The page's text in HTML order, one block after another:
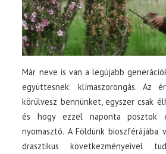
Már neve is van a legújabb
együttesnek: klímaszorongás. Az
körülvesz bennünket, egyszer csak
és hogy ezzel naponta posztok
nyomasztó. A Földünk bioszférájába
drasztikus következményeivel